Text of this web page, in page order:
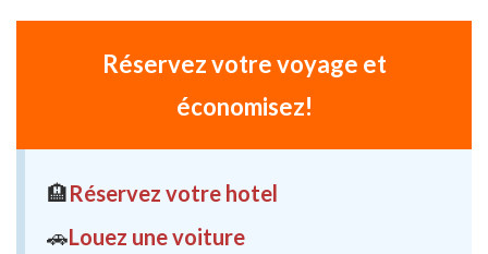
Réservez votre voyage et
économisez!
🏨Réservez votre hotel
🚗Louez une voiture